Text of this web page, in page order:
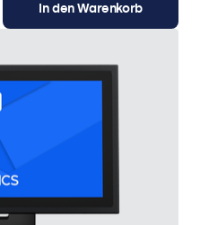
In den Warenkorb